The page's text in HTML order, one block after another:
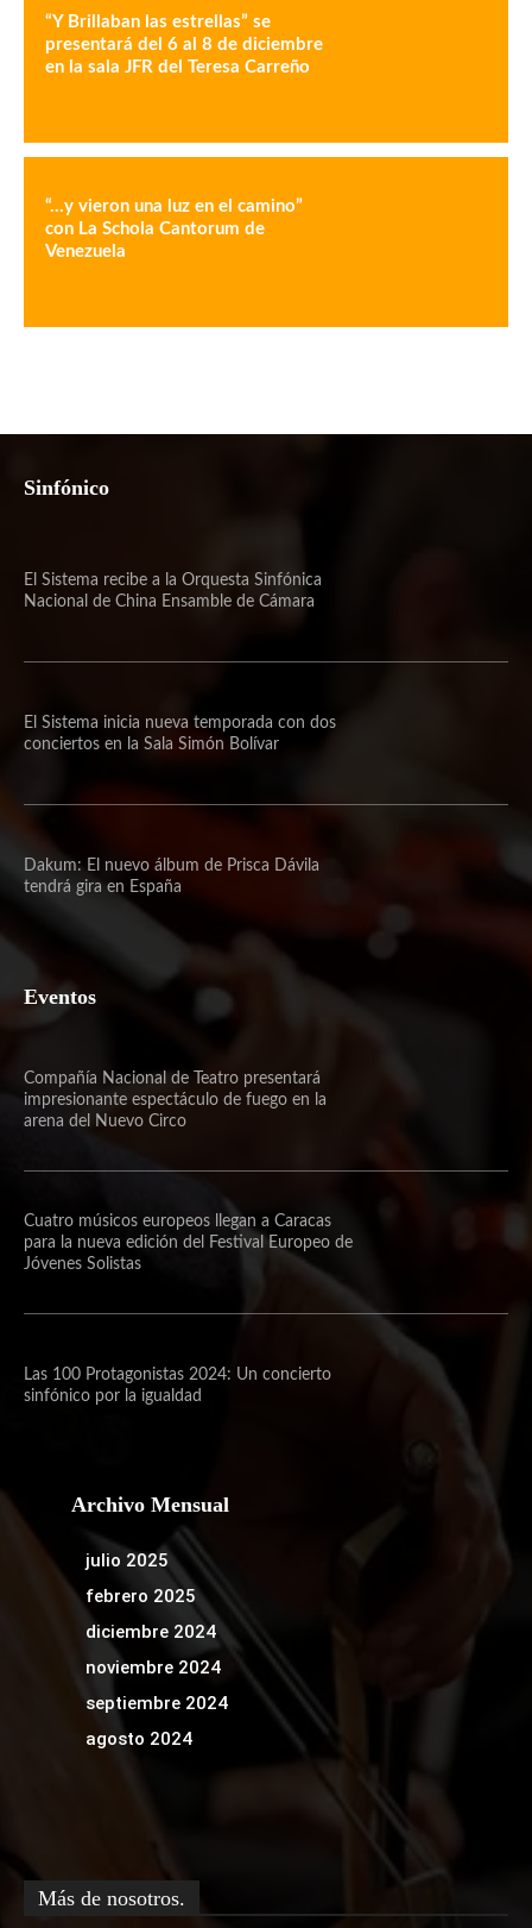
“Y Brillaban las estrellas” se
presentará del 6 al 8 de diciembre
en la sala JFR del Teresa Carreño
“…y vieron una luz en el camino”
con La Schola Cantorum de
Venezuela
Sinfónico
El Sistema recibe a la Orquesta Sinfónica
Nacional de China Ensamble de Cámara
El Sistema inicia nueva temporada con dos
conciertos en la Sala Simón Bolívar
Dakum: El nuevo álbum de Prisca Dávila
tendrá gira en España
Eventos
Compañía Nacional de Teatro presentará
impresionante espectáculo de fuego en la
arena del Nuevo Circo
Cuatro músicos europeos llegan a Caracas
para la nueva edición del Festival Europeo de
Jóvenes Solistas
Las 100 Protagonistas 2024: Un concierto
sinfónico por la igualdad
Archivo Mensual
julio 2025
febrero 2025
diciembre 2024
noviembre 2024
septiembre 2024
agosto 2024
Más de nosotros.